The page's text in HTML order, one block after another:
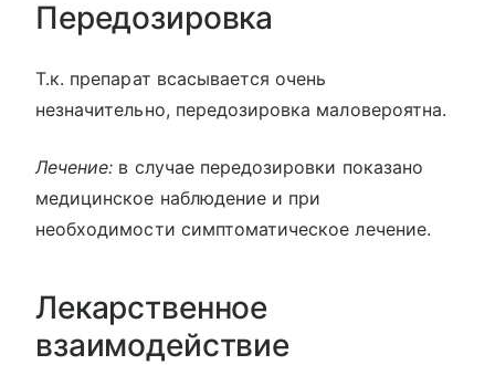
Передозировка
Т.к. препарат всасывается очень
незначительно, передозировка маловероятна.
Лечение: в случае передозировки показано
медицинское наблюдение и при
необходимости симптоматическое лечение.
Лекарственное
взаимодействие